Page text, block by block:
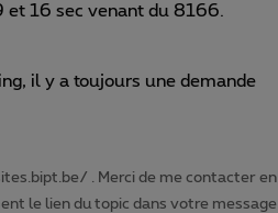
16 sec venant du 8166.
il y a toujours une demande
. Merci de me contacter en
le lien du topic dans votre message